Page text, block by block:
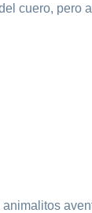
cuero, pero